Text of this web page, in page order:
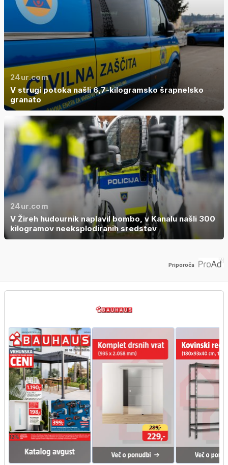
24ur.com
V strugi potoka našli 6,7-kilogramsko šrapnelsko
granato
24ur.com
V Žireh hudournik naplavil bombo, v Kanalu našli 300
kilogramov neeksplodiranih sredstev
Priporoča